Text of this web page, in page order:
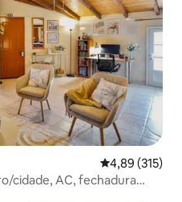
Classificação
4,89 (315)
cidade, AC, fechadura